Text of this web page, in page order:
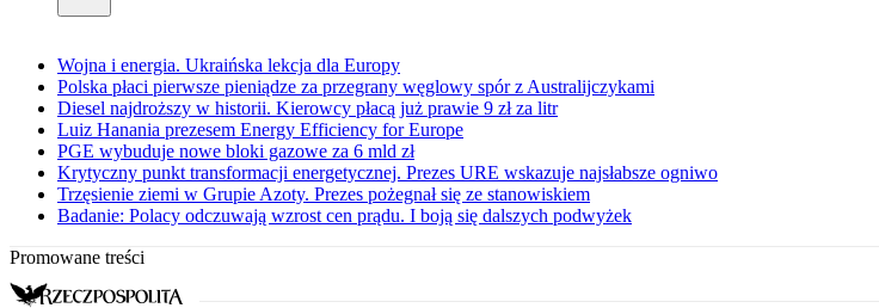
Wojna i energia. Ukraińska lekcja dla Europy
Polska płaci pierwsze pieniądze za przegrany węglowy spór z Australijczykami
Diesel najdroższy w historii. Kierowcy płacą już prawie 9 zł za litr
Luiz Hanania prezesem Energy Efficiency for Europe
PGE wybuduje nowe bloki gazowe za 6 mld zł
Krytyczny punkt transformacji energetycznej. Prezes URE wskazuje najsłabsze ogniwo
Trzęsienie ziemi w Grupie Azoty. Prezes pożegnał się ze stanowiskiem
Badanie: Polacy odczuwają wzrost cen prądu. I boją się dalszych podwyżek
Promowane treści